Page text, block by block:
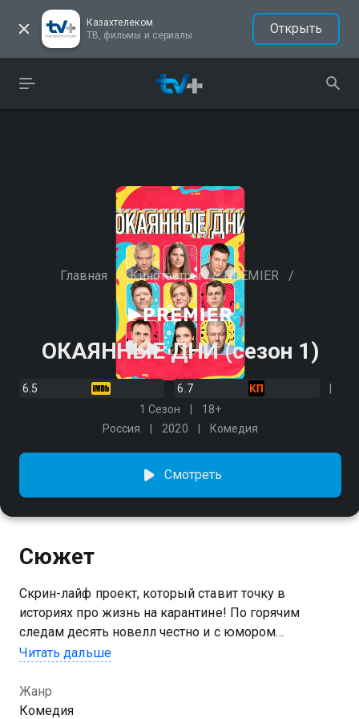
Казахтелеком
ТВ, фильмы и сериалы
Открыть
Главная / Кинотеатры / PREMIER /
ОКАЯННЫЕ ДНИ (сезон 1)
6.5
6.7
1 Сезон
18+
Россия
2020 Комедия
Смотреть
Сюжет
Скрин-лайф проект, который ставит точку в
историях про жизнь на карантине! По горячим
следам десять новелл честно и с юмором
передадут ту фантасмагорию, в которой оказалось
возможными благодаря новой реальности, -
нелепость и абсурдность происходящего. Но
Читать дальше
Жанр
Комедия